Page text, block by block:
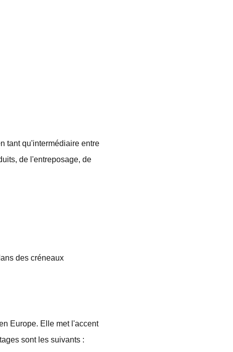
tant qu'intermédiaire entre
de l'entreposage, de
des créneaux
Europe. Elle met l'accent
sont les suivants :